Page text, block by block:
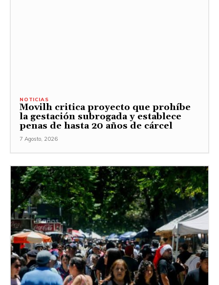
NOTICIAS
Movilh critica proyecto que prohíbe
la gestación subrogada y establece
penas de hasta 20 años de cárcel
7 Agosto, 2026